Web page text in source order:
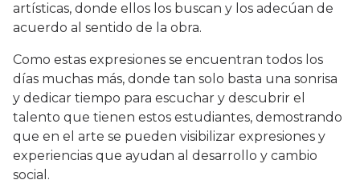
artísticas, donde ellos los buscan y los adecúan de
acuerdo al sentido de la obra.
Como estas expresiones se encuentran todos los
días muchas más, donde tan solo basta una sonrisa
y dedicar tiempo para escuchar y descubrir el
talento que tienen estos estudiantes, demostrando
que en el arte se pueden visibilizar expresiones y
experiencias que ayudan al desarrollo y cambio
social.